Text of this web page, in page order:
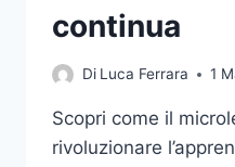
continua
Di Luca Ferrara 1
Scopri come il
rivoluzionare